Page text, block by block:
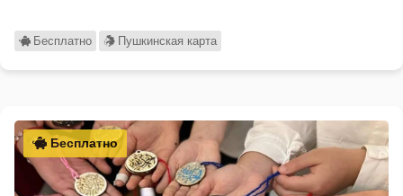
Бесплатно Пушкинская карта
Бесплатно